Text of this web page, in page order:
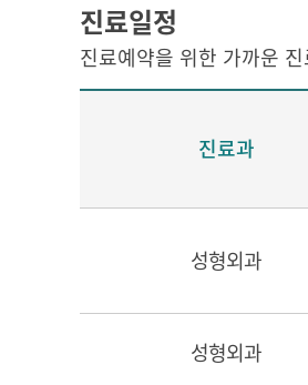
진료일정
진료예약을 위한 가까운
진료과
성형외과
성형외과